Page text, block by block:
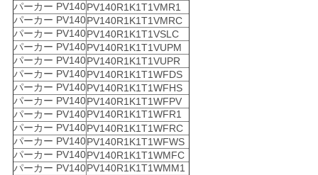
パーカー PV140PV140R1K1T1VMR1
パーカー PV140PV140R1K1T1VMRC
パーカー PV140PV140R1K1T1VSLC
パーカー PV140PV140R1K1T1VUPM
パーカー PV140PV140R1K1T1VUPR
パーカー PV140PV140R1K1T1WFDS
パーカー PV140PV140R1K1T1WFHS
パーカー PV140PV140R1K1T1WFPV
パーカー PV140PV140R1K1T1WFR1
パーカー PV140PV140R1K1T1WFRC
パーカー PV140PV140R1K1T1WFWS
パーカー PV140PV140R1K1T1WMFC
パーカー PV140PV140R1K1T1WMM1